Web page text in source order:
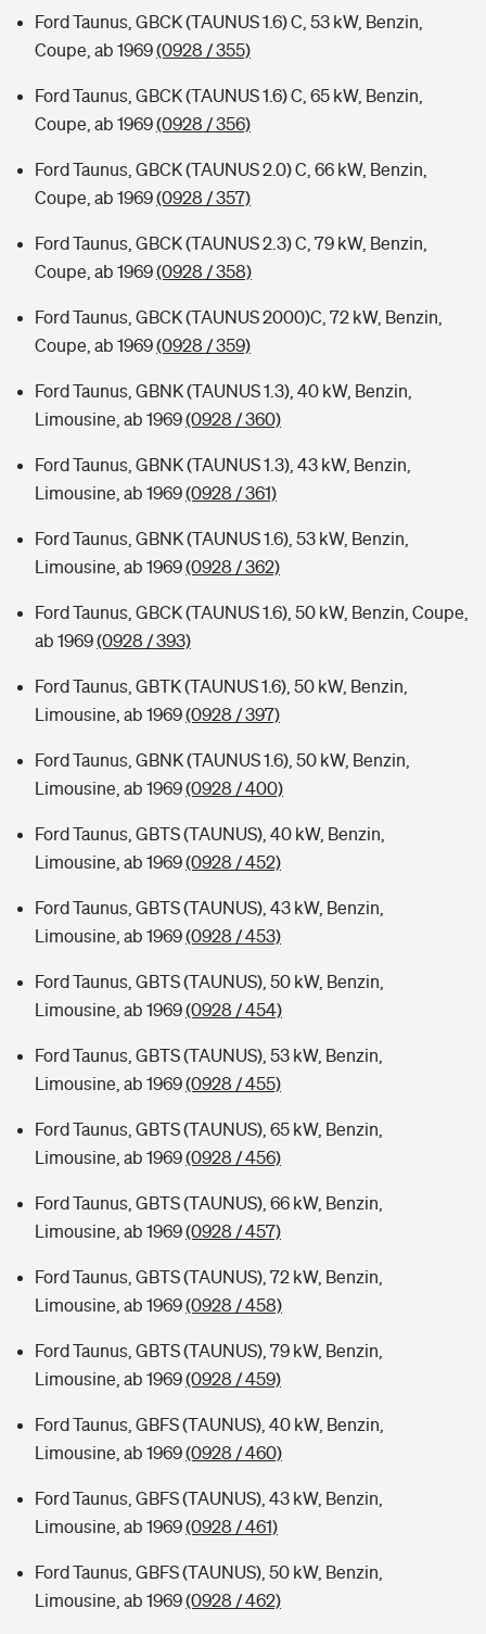
Ford Taunus, GBCK (TAUNUS 1.6) C, 53 kW, Benzin,
Coupe, ab 1969(0928 / 355)
Ford Taunus, GBCK (TAUNUS 1.6) C, 65 kW, Benzin,
Coupe, ab 1969(0928 / 356)
Ford Taunus, GBCK (TAUNUS 2.0) C, 66 kW, Benzin,
Coupe, ab 1969(0928 / 357)
Ford Taunus, GBCK (TAUNUS 2.3) C, 79 kW, Benzin,
Coupe, ab 1969(0928 / 358)
Ford Taunus, GBCK (TAUNUS 2000)C, 72 kW, Benzin,
Coupe, ab 1969(0928 / 359)
Ford Taunus, GBNK (TAUNUS 1.3), 40 kW, Benzin,
Limousine, ab 1969(0928 / 360)
Ford Taunus, GBNK (TAUNUS 1.3), 43 kW, Benzin,
Limousine, ab 1969(0928 / 361)
Ford Taunus, GBNK (TAUNUS 1.6), 53 kW, Benzin,
Limousine, ab 1969(0928 / 362)
Ford Taunus, GBCK (TAUNUS 1.6), 50 kW, Benzin, Coupe,
ab 1969(0928 / 393)
Ford Taunus, GBTK (TAUNUS 1.6), 50 kW, Benzin,
Limousine, ab 1969(0928 / 397)
Ford Taunus, GBNK (TAUNUS 1.6), 50 kW, Benzin,
Limousine, ab 1969(0928 / 400)
Ford Taunus, GBTS (TAUNUS), 40 kW, Benzin,
Limousine, ab 1969(0928 / 452)
Ford Taunus, GBTS (TAUNUS), 43 kW, Benzin,
Limousine, ab 1969(0928 / 453)
Ford Taunus, GBTS (TAUNUS), 50 kW, Benzin,
Limousine, ab 1969(0928 / 454)
Ford Taunus, GBTS (TAUNUS), 53 kW, Benzin,
Limousine, ab 1969(0928 / 455)
Ford Taunus, GBTS (TAUNUS), 65 kW, Benzin,
Limousine, ab 1969(0928 / 456)
Ford Taunus, GBTS (TAUNUS), 66 kW, Benzin,
Limousine, ab 1969(0928 / 457)
Ford Taunus, GBTS (TAUNUS), 72 kW, Benzin,
Limousine, ab 1969(0928 / 458)
Ford Taunus, GBTS (TAUNUS), 79 kW, Benzin,
Limousine, ab 1969(0928 / 459)
Ford Taunus, GBFS (TAUNUS), 40 kW, Benzin,
Limousine, ab 1969(0928 / 460)
Ford Taunus, GBFS (TAUNUS), 43 kW, Benzin,
Limousine, ab 1969(0928 / 461)
Ford Taunus, GBFS (TAUNUS), 50 kW, Benzin,
Limousine, ab 1969(0928 / 462)